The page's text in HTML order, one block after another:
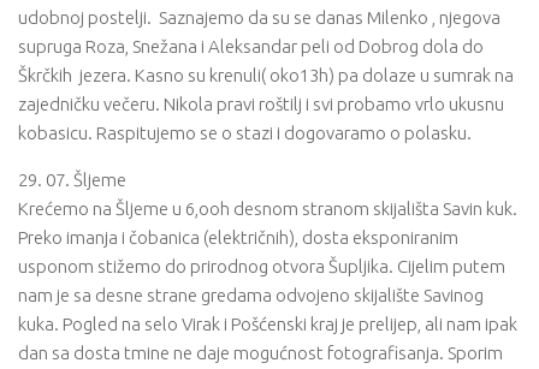
udobnoj postelji. Saznajemo da su se danas Milenko , njegova
supruga Roza, Snežana i Aleksandar peli od Dobrog dola do
Škrčkih jezera. Kasno su krenuli( oko13h) pa dolaze u sumrak na
zajedničku večeru. Nikola pravi roštilj i svi probamo vrlo ukusnu
kobasicu. Raspitujemo se o stazi i dogovaramo o polasku.
29. 07. Šljeme
Krećemo na Šljeme u 6,ooh desnom stranom skijališta Savin kuk.
Preko imanja i čobanica (električnih), dosta eksponiranim
usponom stižemo do prirodnog otvora Šupljika. Cijelim putem
nam je sa desne strane gredama odvojeno skijalište Savinog
kuka. Pogled na selo Virak i Pošćenski kraj je prelijep, ali nam ipak
dan sa dosta tmine ne daje mogućnost fotografisanja. Sporim